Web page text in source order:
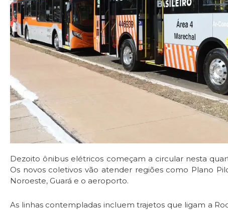
Dezoito ônibus elétricos começam a circular nesta
Os novos coletivos vão atender regiões como Plano
Noroeste, Guará e o aeroporto.
As linhas contempladas incluem trajetos que ligam a